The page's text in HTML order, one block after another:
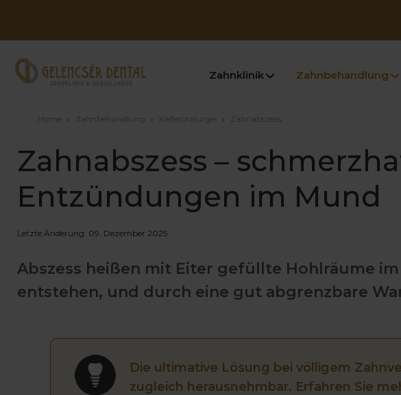
Zahnklinik Zahnbehandlung
Home › Zahnbehandlung › Kieferchirurgie › Zahnabszess
Zahnabszess –
Entzündungen im Mund
Letzte Änderung: 09. Dezember 2025
Abszess heißen mit Eiter gefüllte Hohlräume
entstehen, und durch eine gut abgrenzbare
Die ultimative Lösung bei völligem
zugleich herausnehmbar. Erfahren Sie